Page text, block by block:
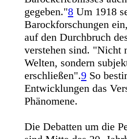
gegeben."8 Um 1918
Barockforschungen
auf den Durchbruch
verstehen sind. "Nicht
Welten, sondern
erschließen".9 So
Entwicklungen das
Phänomene.
Die Debatten um die